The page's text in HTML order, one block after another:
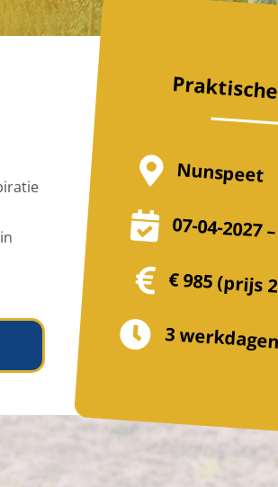
Nunspeet
07-04-2027
€ 985 (prijs
3 werkdagen